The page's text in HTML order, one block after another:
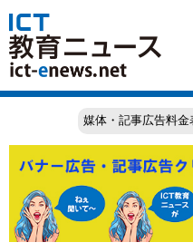
媒体・記事広告料金